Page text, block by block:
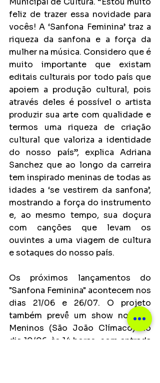
feliz de trazer essa novidade para
vocês! A ‘Sanfona Feminina’ traz a
riqueza da sanfona e a força da
mulher na música. Considero que é
muito importante que existam
editais culturais por todo país que
apoiem a produção cultural, pois
através deles é possível o artista
produzir sua arte com qualidade e
termos uma riqueza de criação
cultural que valoriza a identidade
do nosso país”, explica Adriana
Sanchez que ao longo da carreira
tem inspirado meninas de todas as
idades a ‘se vestirem da sanfona’,
mostrando a força do instrumento
e, ao mesmo tempo, sua doçura
com canções que levam os
ouvintes a uma viagem de cultura
e sotaques do nosso país.
Os próximos lançamentos do
"Sanfona Feminina" acontecem nos
dias 21/06 e 26/07. O projeto
também prevê̂ um show no CEU
Meninos (São João Clímaco) no
dia 10/06, às 14 horas, com entrada